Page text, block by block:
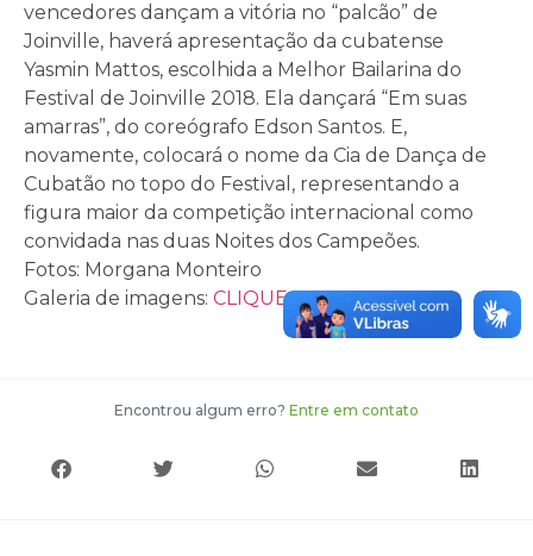
vencedores dançam a vitória no “palcão” de
Joinville, haverá apresentação da cubatense
Yasmin Mattos, escolhida a Melhor Bailarina do
Festival de Joinville 2018. Ela dançará “Em suas
amarras”, do coreógrafo Edson Santos. E,
novamente, colocará o nome da Cia de Dança de
Cubatão no topo do Festival, representando a
figura maior da competição internacional como
convidada nas duas Noites dos Campeões.
Fotos: Morgana Monteiro
Galeria de imagens: CLIQUE AQUI
Encontrou algum erro? Entre em contato